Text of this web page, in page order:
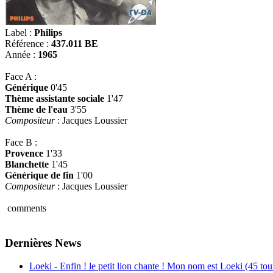
Label : Philips
Référence : 437.011 BE
Année : 1965
Face A :
Générique 0'45
Thème assistante sociale 1'47
Thème de l'eau 3'55
Compositeur: Jacques Loussier
Face B :
Provence 1'33
Blanchette 1'45
Générique de fin 1'00
Compositeur: Jacques Loussier
comments
Dernières News
Loeki - Enfin ! le petit lion chante ! Mon nom est Loeki (45